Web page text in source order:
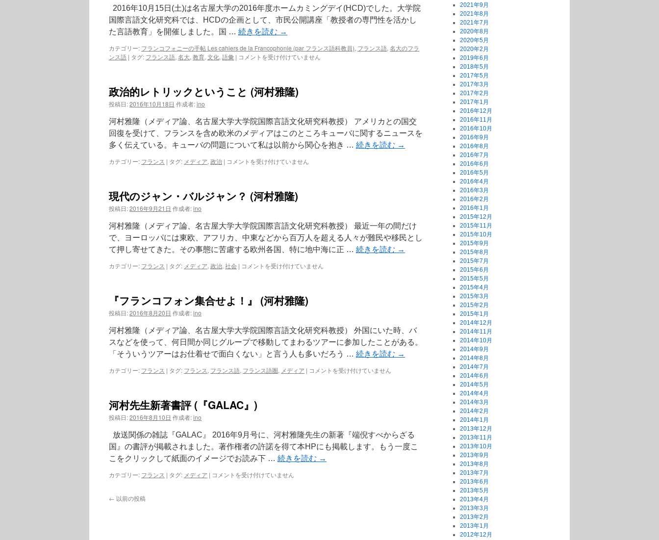
2016年10月15日(土)は名古屋大学の2016年度ホームカミングデイ(HCD)でした。大学院
国際言語文化研究科では、HCDの企画として、市民公開講座「教授者の専門性を活かし
た言語教育」を開催しました。国 … 続きを読む →
カテゴリー: フランコフォニーの手帖 Les cahiers de la Francophonie (par フランス語科教員), フランス語, 名大のフラ
ンス語 | タグ: フランス語, 名大, 教育, 文化, 語彙 | コメントを受け付けていません
政治的レトリックということ (河村雅隆)
投稿日:2016年10月18日 作成者:ino
河村雅隆（メディア論、名古屋大学大学院国際言語文化研究科教授） アメリカとの国交
回復を受けて、フランスを含め欧米のメディアはこのところキューバに関するニュースを
多く伝えている。キューバの問題について私は以前から関心を抱き … 続きを読む →
カテゴリー: フランス | タグ: メディア, 政治 | コメントを受け付けていません
現代のジャン・バルジャン？ (河村雅隆)
投稿日:2016年9月21日 作成者:ino
河村雅隆（メディア論、名古屋大学大学院国際言語文化研究科教授） 最近一年の間だけ
で、ヨーロッパには東欧、アフリカ、中東などから百万人を超える人々が難民や移民とし
て押し寄せてきた。その事態に苦慮する欧州各国、特に地中海に正 … 続きを読む →
カテゴリー: フランス | タグ: メディア, 政治, 社会 | コメントを受け付けていません
『フランコフォン集合せよ！』 (河村雅隆)
投稿日:2016年8月20日 作成者:ino
河村雅隆（メディア論、名古屋大学大学院国際言語文化研究科教授） 外国にいた時、バ
スなどを使って、何日間か同じグループで移動してまわるツアーに参加したことがある。
「そういうツアーはお仕着せで面白くない」と言う人も多いだろう … 続きを読む →
カテゴリー: フランス | タグ: フランス, フランス語, フランス語圏, メディア | コメントを受け付けていません
河村先生新著書評 (『GALAC』)
投稿日:2016年8月10日 作成者:ino
放送関係の雑誌『GALAC』 2016年9月号に、河村雅隆先生の新著『端倪すべからざる
国』の書評が掲載されました。著作権者の許諾を得て本HPにも掲載します。もう一度こ
こをクリックして紙面のイメージでお読み下 … 続きを読む →
カテゴリー: フランス | タグ: メディア | コメントを受け付けていません
← 以前の投稿
2021年9月
2021年8月
2021年7月
2020年8月
2020年5月
2020年2月
2019年6月
2018年5月
2017年5月
2017年3月
2017年2月
2017年1月
2016年12月
2016年11月
2016年10月
2016年9月
2016年8月
2016年7月
2016年6月
2016年5月
2016年4月
2016年3月
2016年2月
2016年1月
2015年12月
2015年11月
2015年10月
2015年9月
2015年8月
2015年7月
2015年6月
2015年5月
2015年4月
2015年3月
2015年2月
2015年1月
2014年12月
2014年11月
2014年10月
2014年9月
2014年8月
2014年7月
2014年6月
2014年5月
2014年4月
2014年3月
2014年2月
2014年1月
2013年12月
2013年11月
2013年10月
2013年9月
2013年8月
2013年7月
2013年6月
2013年5月
2013年4月
2013年3月
2013年2月
2013年1月
2012年12月